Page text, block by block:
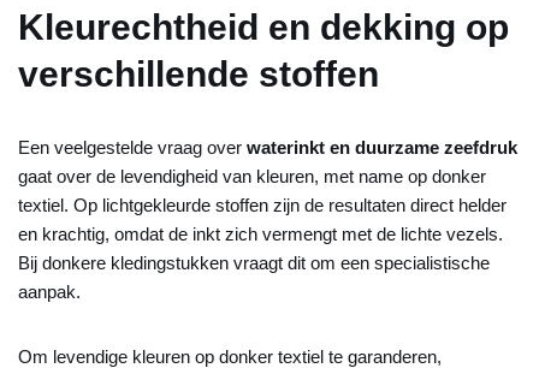
Kleurechtheid en dekking op
verschillende stoffen
Een veelgestelde vraag over waterinkt en duurzame zeefdruk
gaat over de levendigheid van kleuren, met name op donker
textiel. Op lichtgekleurde stoffen zijn de resultaten direct helder
en krachtig, omdat de inkt zich vermengt met de lichte vezels.
Bij donkere kledingstukken vraagt dit om een specialistische
aanpak.
Om levendige kleuren op donker textiel te garanderen,